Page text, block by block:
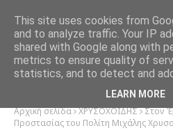
Αρχική σελίδα ΧΡΥΣΟΧΟΪΔΗΣ Στον
Προστασίας του Πολίτη Μιχάλης
This site uses cookies from
and to analyze traffic. Your IP
shared with Google along with
metrics to ensure quality of
statistics, and to detect and
LEARN MORE